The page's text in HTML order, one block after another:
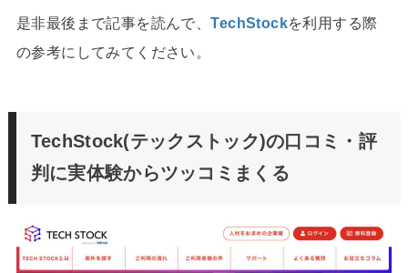
是非最後まで記事を読んで、TechStockを利用する際
の参考にしてみてください。
TechStock(テックストック)の口コミ・評
判に実体験からツッコミまくる